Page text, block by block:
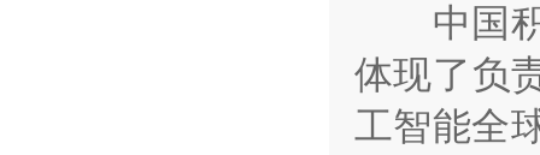
中国积
体现了负
工智能全